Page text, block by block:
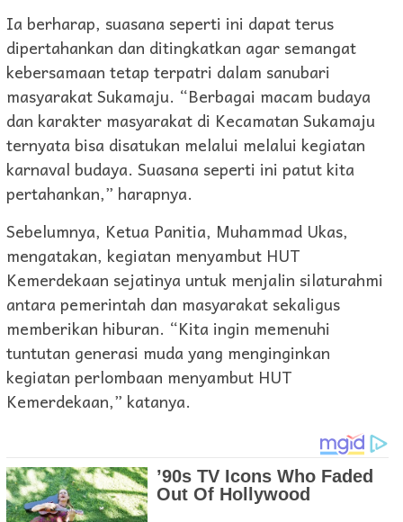
Ia berharap, suasana seperti ini dapat terus
dipertahankan dan ditingkatkan agar semangat
kebersamaan tetap terpatri dalam sanubari
masyarakat Sukamaju. “Berbagai macam budaya
dan karakter masyarakat di Kecamatan Sukamaju
ternyata bisa disatukan melalui melalui kegiatan
karnaval budaya. Suasana seperti ini patut kita
pertahankan,” harapnya.
Sebelumnya, Ketua Panitia, Muhammad Ukas,
mengatakan, kegiatan menyambut HUT
Kemerdekaan sejatinya untuk menjalin silaturahmi
antara pemerintah dan masyarakat sekaligus
memberikan hiburan. “Kita ingin memenuhi
tuntutan generasi muda yang menginginkan
kegiatan perlombaan menyambut HUT
Kemerdekaan,” katanya.